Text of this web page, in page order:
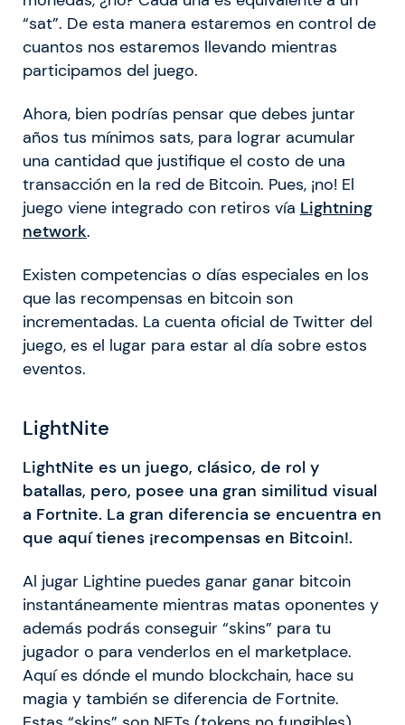
“sat”. De esta manera estaremos en control de
cuantos nos estaremos llevando mientras
participamos del juego.
Ahora, bien podrías pensar que debes juntar
años tus mínimos sats, para lograr acumular
una cantidad que justifique el costo de una
transacción en la red de Bitcoin. Pues, ¡no! El
juego viene integrado con retiros vía Lightning
network.
Existen competencias o días especiales en los
que las recompensas en bitcoin son
incrementadas. La cuenta oficial de Twitter del
juego, es el lugar para estar al día sobre estos
eventos.
LightNite
LightNite es un juego, clásico, de rol y
batallas, pero, posee una gran similitud visual
a Fortnite. La gran diferencia se encuentra en
que aquí tienes ¡recompensas en Bitcoin!.
Al jugar Lightine puedes ganar ganar bitcoin
instantáneamente mientras matas oponentes y
además podrás conseguir “skins” para tu
jugador o para venderlos en el marketplace.
Aquí es dónde el mundo blockchain, hace su
magia y también se diferencia de Fortnite.